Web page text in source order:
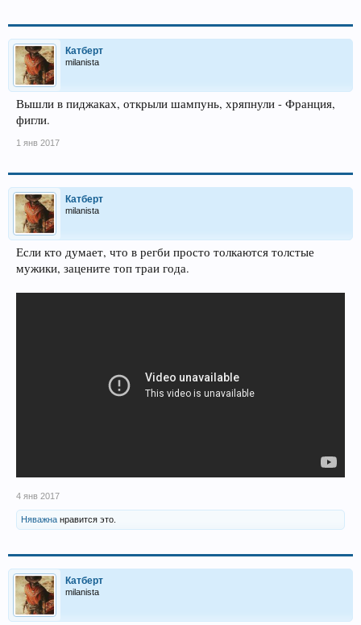
Катберт
milanista
Вышли в пиджаках, открыли шампунь, хряпнули - Франция,
фигли.
1 янв 2017
Катберт
milanista
Если кто думает, что в регби просто толкаются толстые
мужики, зацените топ траи года.
4 янв 2017
Няважна нравится это.
Катберт
milanista